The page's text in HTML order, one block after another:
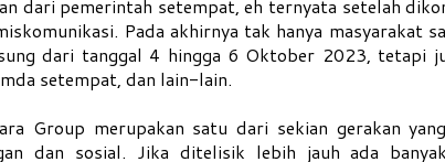
dari pemerintah setempat, eh ternyata setelah
Pada akhirnya tak hanya masyarakat
dari tanggal 4 hingga 6 Oktober 2023, tetapi
setempat, dan lain-lain.
Group merupakan satu dari sekian gerakan
dan sosial. Jika ditelisik lebih jauh ada